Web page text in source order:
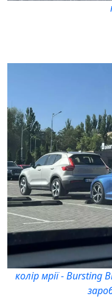
колір мрії - Bursting